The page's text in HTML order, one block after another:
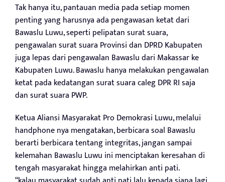
Tak hanya itu, pantauan media pada setiap momen
penting yang harusnya ada pengawasan ketat dari
Bawaslu Luwu, seperti pelipatan surat suara,
pengawalan surat suara Provinsi dan DPRD Kabupaten
juga lepas dari pengawalan Bawaslu dari Makassar ke
Kabupaten Luwu. Bawaslu hanya melakukan pengawalan
ketat pada kedatangan surat suara caleg DPR RI saja
dan surat suara PWP.
Ketua Aliansi Masyarakat Pro Demokrasi Luwu, melalui
handphone nya mengatakan, berbicara soal Bawaslu
berarti berbicara tentang integritas, jangan sampai
kelemahan Bawaslu Luwu ini menciptakan keresahan di
tengah masyarakat hingga melahirkan anti pati.